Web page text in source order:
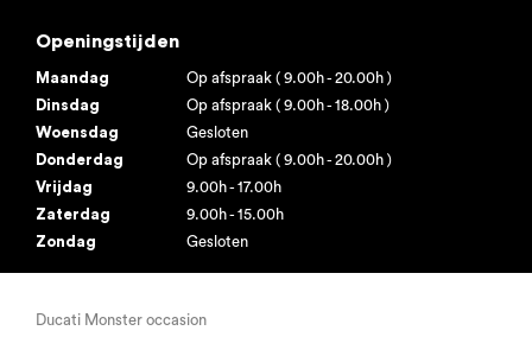
Openingstijden
Maandag
Op afspraak ( 9.00h - 20.00h )
Dinsdag
Op afspraak ( 9.00h - 18.00h )
Woensdag
Gesloten
Donderdag
Op afspraak ( 9.00h - 20.00h )
Vrijdag
9.00h - 17.00h
Zaterdag
9.00h - 15.00h
Zondag
Gesloten
Ducati Monster occasion